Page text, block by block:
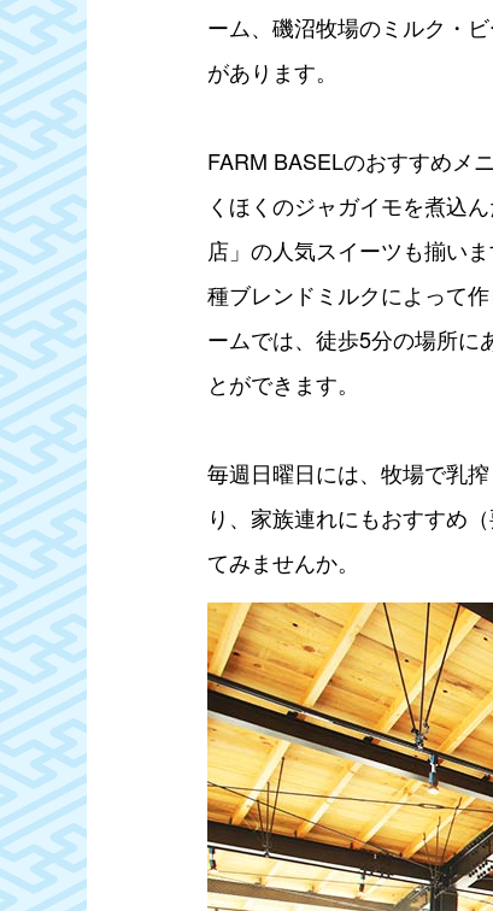
ーム、磯沼牧場のミルク・
があります。
FARM BASELのおすすめメ
くほくのジャガイモを煮込
店」の人気スイーツも揃い
種ブレンドミルクによって
ームでは、徒歩5分の場所に
とができます。
毎週日曜日には、牧場で乳
り、家族連れにもおすすめ
てみませんか。